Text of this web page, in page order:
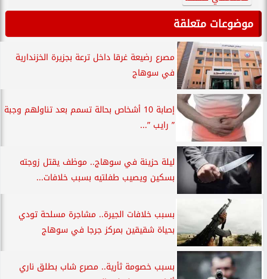
موضوعات متعلقة
مصرع رضيعة غرقا داخل ترعة بجزيرة الخزندارية
في سوهاج
إصابة 10 أشخاص بحالة تسمم بعد تناولهم وجبة
” رايب ”...
ليلة حزينة في سوهاج.. موظف يقتل زوجته
بسكين ويصيب طفلتيه بسبب خلافات...
بسبب خلافات الجيرة.. مشاجرة مسلحة تودي
بحياة شقيقين بمركز جرجا في سوهاج
بسبب خصومة ثأرية.. مصرع شاب بطلق ناري